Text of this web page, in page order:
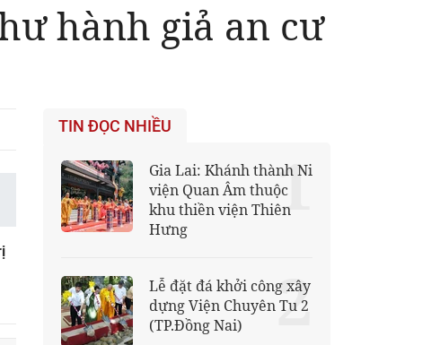
hành giả an cư
TIN ĐỌC NHIỀU
Gia Lai: Khánh thành Ni
viện Quan Âm thuộc
khu thiền viện Thiên
Hưng
1
Lễ đặt đá khởi công xây
dựng Viện Chuyên Tu 2
(TP.Đồng Nai)
2